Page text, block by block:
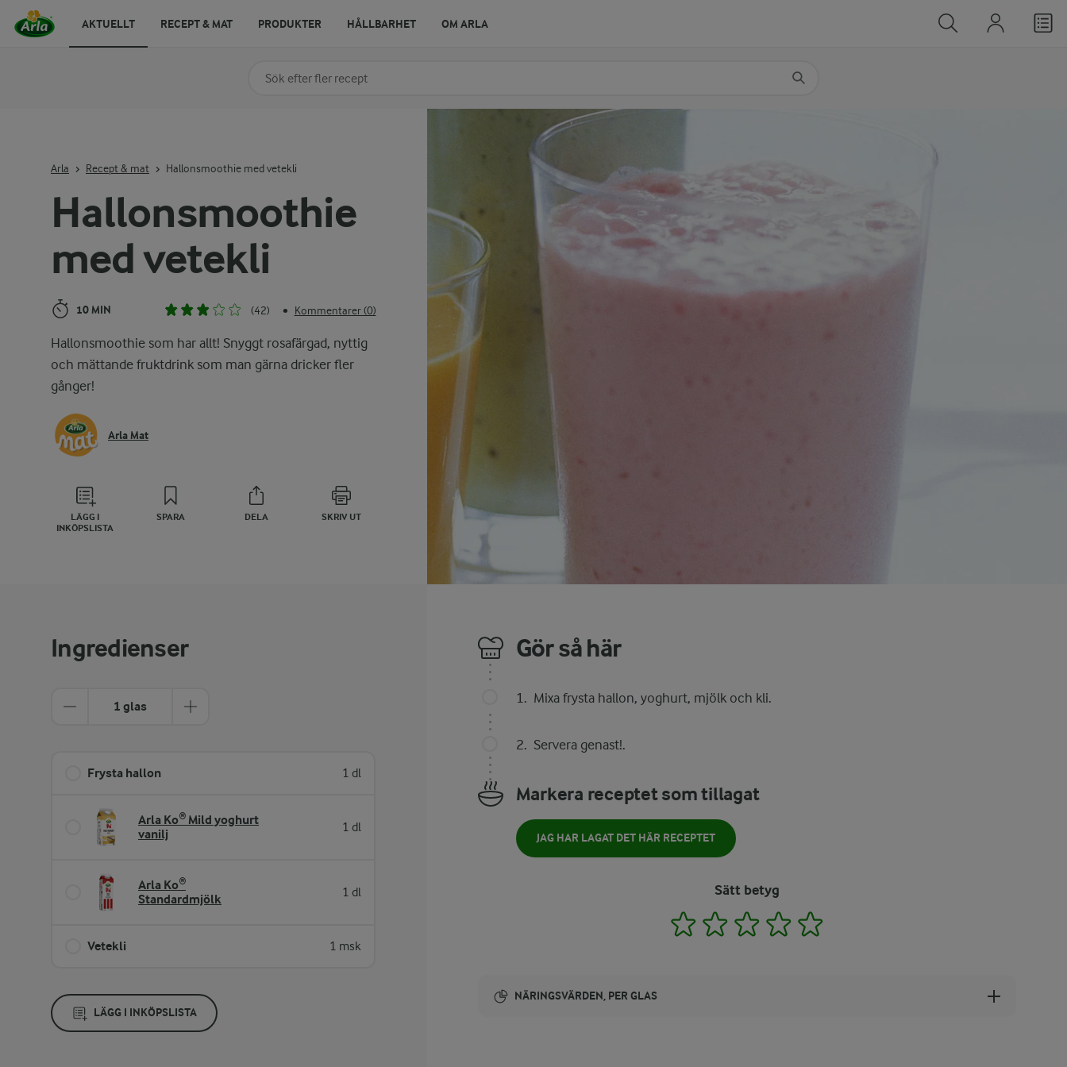
Hallonsmoothie
med vetekli
10 MIN (42) • Kommentarer (0)
Hallonsmoothie som har allt! Snyggt rosafärgad, nyttig
och mättande fruktdrink som man gärna dricker fler
gånger!
Arla Mat
LÄGG I
INKÖPSLISTA
SPARA DELA SKRIV UT
Arla Recept & mat Hallonsmoothie med vetekli
Ingredienser
1 glas
Frysta hallon 1 dl
Arla Ko® Mild yoghurt
vanilj
1 dl
Arla Ko®
Standardmjölk
1 dl
Vetekli 1 msk
LÄGG I INKÖPSLISTA
Gör så här
Mixa frysta hallon, yoghurt, mjölk och kli.
Servera genast!.
Markera receptet som tillagat
JAG HAR LAGAT DET HÄR RECEPTET
Sätt betyg
1 2 3 4
NÄRINGSVÄRDEN, PER GLAS
Sök på kategori eller ingrediens
AKTUELLT RECEPT & MAT PRODUKTER HÅLLBARHET OM ARLA